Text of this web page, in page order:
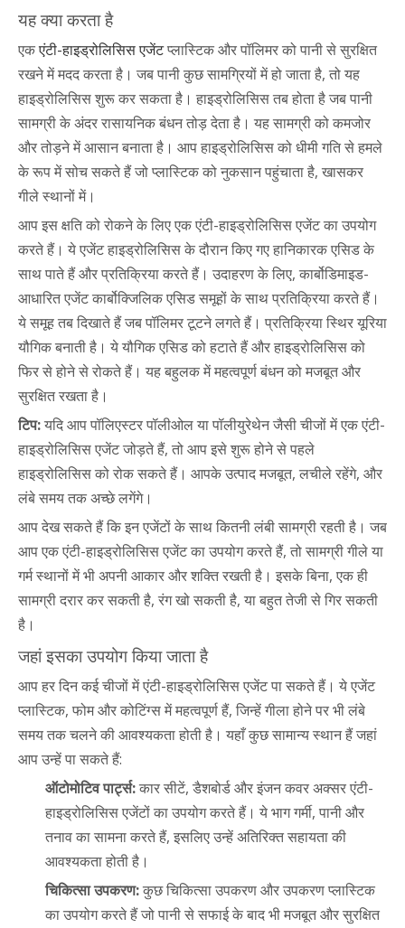
यह क्या करता है
एकएंटी-हाइड्रोलिसिस एजेंटप्लास्टिक और पॉलिमर को पानी से सुरक्षित
रखने में मदद करता है। जब पानी कुछ सामग्रियों में हो जाता है, तो यह
हाइड्रोलिसिस शुरू कर सकता है। हाइड्रोलिसिस तब होता है जब पानी
सामग्री के अंदर रासायनिक बंधन तोड़ देता है। यह सामग्री को कमजोर
और तोड़ने में आसान बनाता है। आप हाइड्रोलिसिस को धीमी गति से हमले
के रूप में सोच सकते हैं जो प्लास्टिक को नुकसान पहुंचाता है, खासकर
गीले स्थानों में।
आप इस क्षति को रोकने के लिए एक एंटी-हाइड्रोलिसिस एजेंट का उपयोग
करते हैं। ये एजेंट हाइड्रोलिसिस के दौरान किए गए हानिकारक एसिड के
साथ पाते हैं और प्रतिक्रिया करते हैं। उदाहरण के लिए, कार्बोडिमाइड-
आधारित एजेंट कार्बोक्जिलिक एसिड समूहों के साथ प्रतिक्रिया करते हैं।
ये समूह तब दिखाते हैं जब पॉलिमर टूटने लगते हैं। प्रतिक्रिया स्थिर यूरिया
यौगिक बनाती है। ये यौगिक एसिड को हटाते हैं और हाइड्रोलिसिस को
फिर से होने से रोकते हैं। यह बहुलक में महत्वपूर्ण बंधन को मजबूत और
सुरक्षित रखता है।
टिप:यदि आप पॉलिएस्टर पॉलीओल या पॉलीयुरेथेन जैसी चीजों में एक एंटी-
हाइड्रोलिसिस एजेंट जोड़ते हैं, तो आप इसे शुरू होने से पहले
हाइड्रोलिसिस को रोक सकते हैं। आपके उत्पाद मजबूत, लचीले रहेंगे, और
लंबे समय तक अच्छे लगेंगे।
आप देख सकते हैं कि इन एजेंटों के साथ कितनी लंबी सामग्री रहती है। जब
आप एक एंटी-हाइड्रोलिसिस एजेंट का उपयोग करते हैं, तो सामग्री गीले या
गर्म स्थानों में भी अपनी आकार और शक्ति रखती है। इसके बिना, एक ही
सामग्री दरार कर सकती है, रंग खो सकती है, या बहुत तेजी से गिर सकती
है।
जहां इसका उपयोग किया जाता है
आप हर दिन कई चीजों में एंटी-हाइड्रोलिसिस एजेंट पा सकते हैं। ये एजेंट
प्लास्टिक, फोम और कोटिंग्स में महत्वपूर्ण हैं, जिन्हें गीला होने पर भी लंबे
समय तक चलने की आवश्यकता होती है। यहाँ कुछ सामान्य स्थान हैं जहां
आप उन्हें पा सकते हैं:
ऑटोमोटिव पार्ट्स:कार सीटें, डैशबोर्ड और इंजन कवर अक्सर एंटी-
हाइड्रोलिसिस एजेंटों का उपयोग करते हैं। ये भाग गर्मी, पानी और
तनाव का सामना करते हैं, इसलिए उन्हें अतिरिक्त सहायता की
आवश्यकता होती है।
चिकित्सा उपकरण:कुछ चिकित्सा उपकरण और उपकरण प्लास्टिक
का उपयोग करते हैं जो पानी से सफाई के बाद भी मजबूत और सुरक्षित